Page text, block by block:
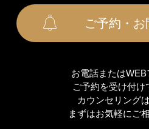
ご予約・
お電話またはWEB
ご予約を受け付け
カウンセリング
まずはお気軽にご